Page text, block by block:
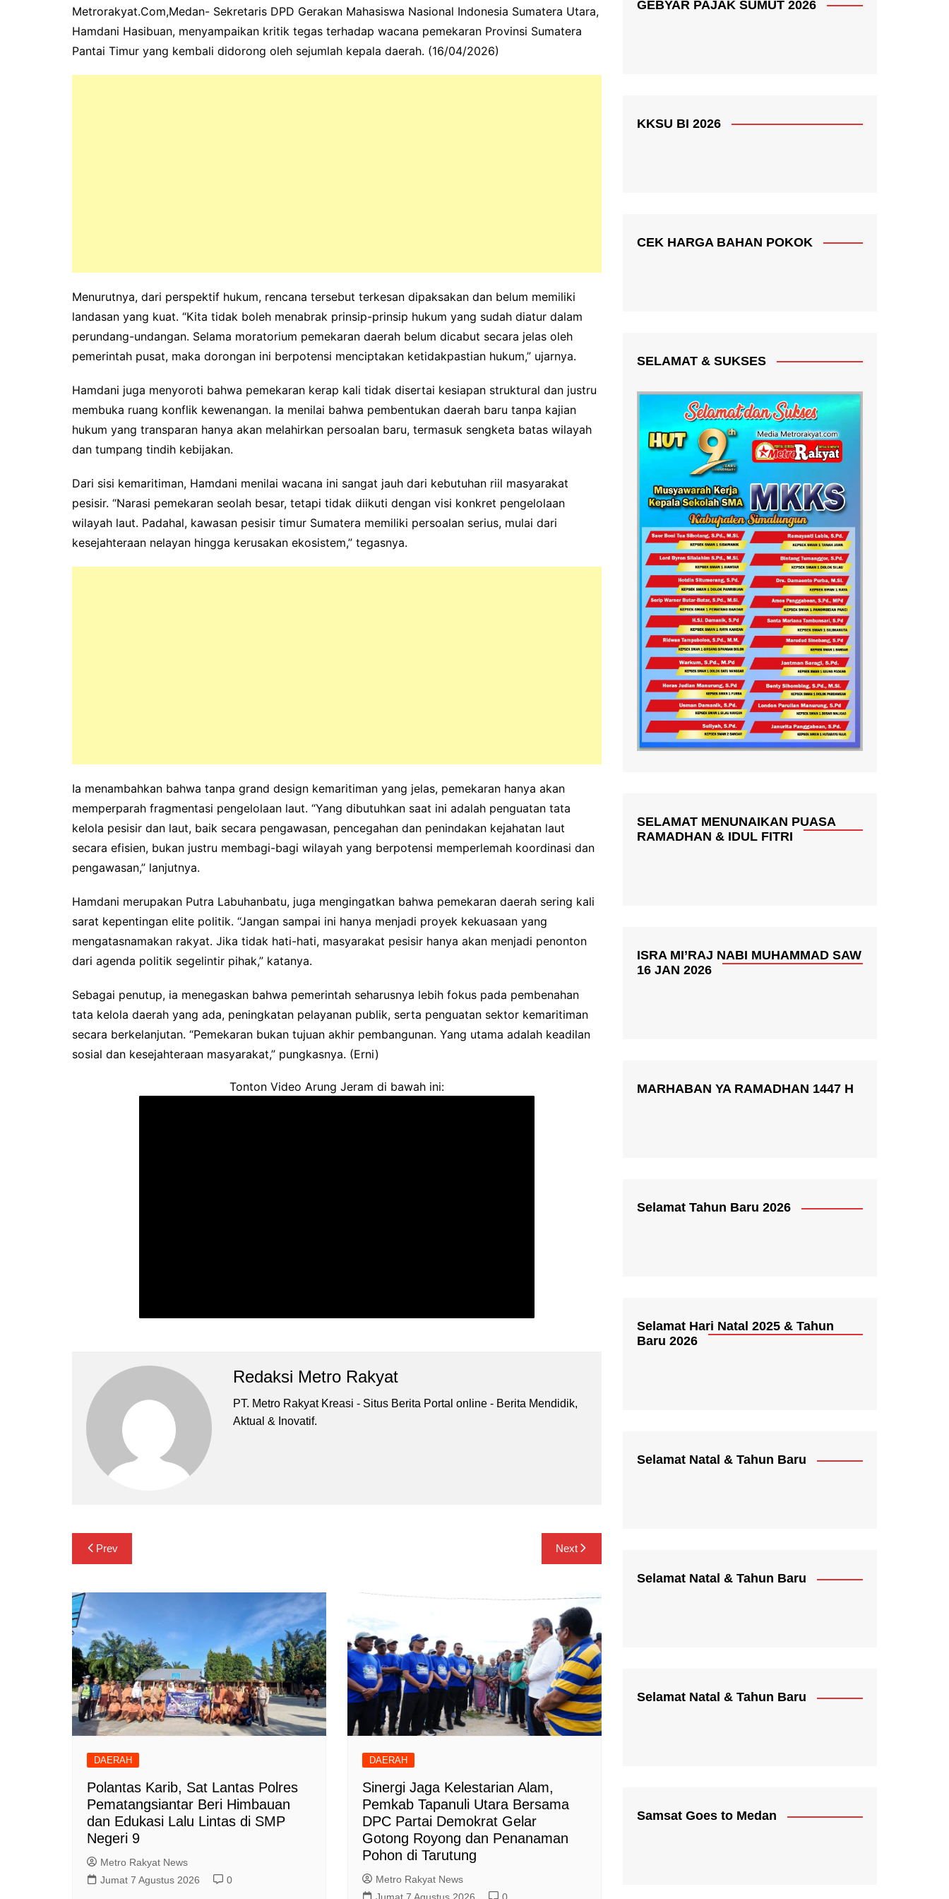
Metrorakyat.Com,Medan- Sekretaris DPD Gerakan Mahasiswa Nasional Indonesia Sumatera Utara,
Hamdani Hasibuan, menyampaikan kritik tegas terhadap wacana pemekaran Provinsi Sumatera
Pantai Timur yang kembali didorong oleh sejumlah kepala daerah. (16/04/2026)
Menurutnya, dari perspektif hukum, rencana tersebut terkesan dipaksakan dan belum memiliki
landasan yang kuat. “Kita tidak boleh menabrak prinsip-prinsip hukum yang sudah diatur dalam
perundang-undangan. Selama moratorium pemekaran daerah belum dicabut secara jelas oleh
pemerintah pusat, maka dorongan ini berpotensi menciptakan ketidakpastian hukum,” ujarnya.
Hamdani juga menyoroti bahwa pemekaran kerap kali tidak disertai kesiapan struktural dan justru
membuka ruang konflik kewenangan. Ia menilai bahwa pembentukan daerah baru tanpa kajian
hukum yang transparan hanya akan melahirkan persoalan baru, termasuk sengketa batas wilayah
dan tumpang tindih kebijakan.
Dari sisi kemaritiman, Hamdani menilai wacana ini sangat jauh dari kebutuhan riil masyarakat
pesisir. “Narasi pemekaran seolah besar, tetapi tidak diikuti dengan visi konkret pengelolaan
wilayah laut. Padahal, kawasan pesisir timur Sumatera memiliki persoalan serius, mulai dari
kesejahteraan nelayan hingga kerusakan ekosistem,” tegasnya.
Ia menambahkan bahwa tanpa grand design kemaritiman yang jelas, pemekaran hanya akan
memperparah fragmentasi pengelolaan laut. “Yang dibutuhkan saat ini adalah penguatan tata
kelola pesisir dan laut, baik secara pengawasan, pencegahan dan penindakan kejahatan laut
secara efisien, bukan justru membagi-bagi wilayah yang berpotensi memperlemah koordinasi dan
pengawasan,” lanjutnya.
Hamdani merupakan Putra Labuhanbatu, juga mengingatkan bahwa pemekaran daerah sering kali
sarat kepentingan elite politik. “Jangan sampai ini hanya menjadi proyek kekuasaan yang
mengatasnamakan rakyat. Jika tidak hati-hati, masyarakat pesisir hanya akan menjadi penonton
dari agenda politik segelintir pihak,” katanya.
Sebagai penutup, ia menegaskan bahwa pemerintah seharusnya lebih fokus pada pembenahan
tata kelola daerah yang ada, peningkatan pelayanan publik, serta penguatan sektor kemaritiman
secara berkelanjutan. “Pemekaran bukan tujuan akhir pembangunan. Yang utama adalah keadilan
sosial dan kesejahteraan masyarakat,” pungkasnya. (Erni)
Tonton Video Arung Jeram di bawah ini:
Redaksi Metro Rakyat
PT. Metro Rakyat Kreasi - Situs Berita Portal online - Berita Mendidik,
Aktual & Inovatif.
Navigasi
pos
Prev Next
DAERAH
Polantas Karib, Sat Lantas Polres
Pematangsiantar Beri Himbauan
dan Edukasi Lalu Lintas di SMP
Negeri 9
Metro Rakyat News
Jumat 7 Agustus 2026
0
DAERAH
‎Sinergi Jaga Kelestarian Alam,
Pemkab Tapanuli Utara Bersama
DPC Partai Demokrat Gelar
Gotong Royong dan Penanaman
Pohon di Tarutung
Metro Rakyat News
Jumat 7 Agustus 2026
0
GEBYAR PAJAK SUMUT 2026
KKSU BI 2026
CEK HARGA BAHAN POKOK
SELAMAT & SUKSES
SELAMAT MENUNAIKAN PUASA
RAMADHAN & IDUL FITRI
ISRA MI’RAJ NABI MUHAMMAD SAW
16 JAN 2026
MARHABAN YA RAMADHAN 1447 H
Selamat Tahun Baru 2026
Selamat Hari Natal 2025 & Tahun
Baru 2026
Selamat Natal & Tahun Baru
Selamat Natal & Tahun Baru
Selamat Natal & Tahun Baru
Samsat Goes to Medan